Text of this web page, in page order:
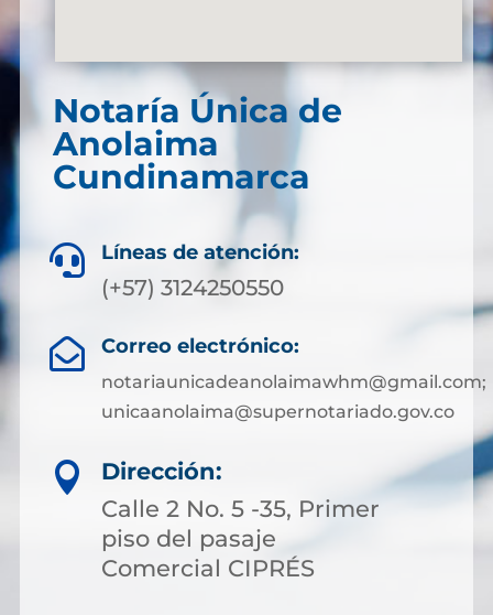
Notaría Única de
Anolaima
Cundinamarca
 Líneas de atención:
(+57) 3124250550
 Correo electrónico:
notariaunicadeanolaimawhm@gmail.com;
unicaanolaima@supernotariado.gov.co

Dirección:
Calle 2 No. 5 -35, Primer
piso del pasaje
Comercial CIPRÉS